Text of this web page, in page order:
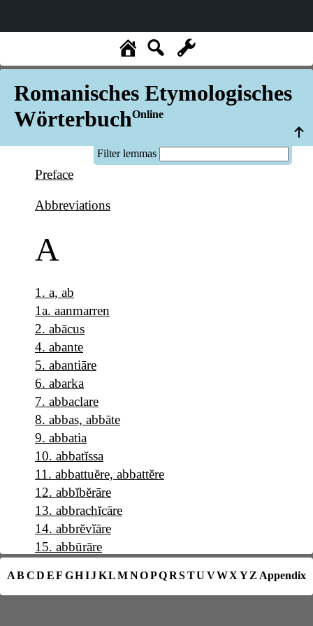
Romanisches Etymologisches
WörterbuchOnline
Filter lemmas
Preface
Abbreviations
A
1 . a, ab
1a. aanmarren
2. abācus
4. abante
5. abantiāre
6. abarka
7. abbaclare
8. abbas, abbāte
9. abbatia
10. abbatĭssa
11 . abbattuĕre, abbattĕre
12. abbĭbĕrāre
13. abbrachĭcāre
14. abbrĕvĭāre
15. abbūrāre
17.abĕllāna
A BCD EF GHIJKL MNOPQRSTU VWX YZ Appendix